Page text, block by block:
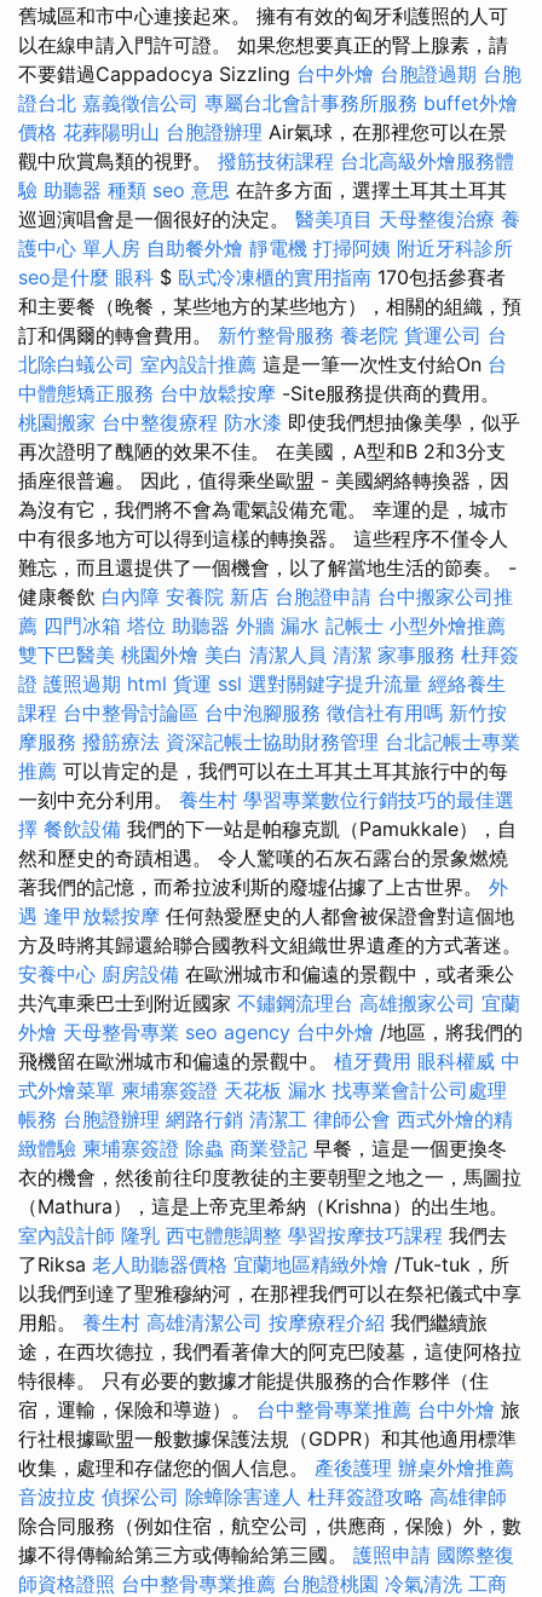
舊城區和市中心連接起來。 擁有有效的匈牙利護照的人可
以在線申請入門許可證。 如果您想要真正的腎上腺素，請
不要錯過Cappadocya Sizzling 台中外燴 台胞證過期 台胞
證台北 嘉義徵信公司 專屬台北會計事務所服務 buffet外燴
價格 花葬陽明山 台胞證辦理 Air氣球，在那裡您可以在景
觀中欣賞鳥類的視野。 撥筋技術課程 台北高級外燴服務體
驗 助聽器 種類 seo 意思 在許多方面，選擇土耳其土耳其
巡迴演唱會是一個很好的決定。 醫美項目 天母整復治療 養
護中心 單人房 自助餐外燴 靜電機 打掃阿姨 附近牙科診所
seo是什麼 眼科 $ 臥式冷凍櫃的實用指南 170包括參賽者
和主要餐（晚餐，某些地方的某些地方），相關的組織，預
訂和偶爾的轉會費用。 新竹整骨服務 養老院 貨運公司 台
北除白蟻公司 室內設計推薦 這是一筆一次性支付給On 台
中體態矯正服務 台中放鬆按摩 -Site服務提供商的費用。
桃園搬家 台中整復療程 防水漆 即使我們想抽像美學，似乎
再次證明了醜陋的效果不佳。 在美國，A型和B 2和3分支
插座很普遍。 因此，值得乘坐歐盟 - 美國網絡轉換器，因
為沒有它，我們將不會為電氣設備充電。 幸運的是，城市
中有很多地方可以得到這樣的轉換器。 這些程序不僅令人
難忘，而且還提供了一個機會，以了解當地生活的節奏。 -
健康餐飲 白內障 安養院 新店 台胞證申請 台中搬家公司推
薦 四門冰箱 塔位 助聽器 外牆 漏水 記帳士 小型外燴推薦
雙下巴醫美 桃園外燴 美白 清潔人員 清潔 家事服務 杜拜簽
證 護照過期 html 貨運 ssl 選對關鍵字提升流量 經絡養生
課程 台中整骨討論區 台中泡腳服務 徵信社有用嗎 新竹按
摩服務 撥筋療法 資深記帳士協助財務管理 台北記帳士專業
推薦 可以肯定的是，我們可以在土耳其土耳其旅行中的每
一刻中充分利用。 養生村 學習專業數位行銷技巧的最佳選
擇 餐飲設備 我們的下一站是帕穆克凱（Pamukkale），自
然和歷史的奇蹟相遇。 令人驚嘆的石灰石露台的景象燃燒
著我們的記憶，而希拉波利斯的廢墟佔據了上古世界。 外
遇 逢甲放鬆按摩 任何熱愛歷史的人都會被保證會對這個地
方及時將其歸還給聯合國教科文組織世界遺產的方式著迷。
安養中心 廚房設備 在歐洲城市和偏遠的景觀中，或者乘公
共汽車乘巴士到附近國家 不鏽鋼流理台 高雄搬家公司 宜蘭
外燴 天母整骨專業 seo agency 台中外燴 /地區，將我們的
飛機留在歐洲城市和偏遠的景觀中。 植牙費用 眼科權威 中
式外燴菜單 柬埔寨簽證 天花板 漏水 找專業會計公司處理
帳務 台胞證辦理 網路行銷 清潔工 律師公會 西式外燴的精
緻體驗 柬埔寨簽證 除蟲 商業登記 早餐，這是一個更換冬
衣的機會，然後前往印度教徒的主要朝聖之地之一，馬圖拉
（Mathura），這是上帝克里希納（Krishna）的出生地。
室內設計師 隆乳 西屯體態調整 學習按摩技巧課程 我們去
了Riksa 老人助聽器價格 宜蘭地區精緻外燴 /Tuk-tuk，所
以我們到達了聖雅穆納河，在那裡我們可以在祭祀儀式中享
用船。 養生村 高雄清潔公司 按摩療程介紹 我們繼續旅
途，在西坎德拉，我們看著偉大的阿克巴陵墓，這使阿格拉
特很棒。 只有必要的數據才能提供服務的合作夥伴（住
宿，運輸，保險和導遊）。 台中整骨專業推薦 台中外燴 旅
行社根據歐盟一般數據保護法規（GDPR）和其他適用標準
收集，處理和存儲您的個人信息。 產後護理 辦桌外燴推薦
音波拉皮 偵探公司 除蟑除害達人 杜拜簽證攻略 高雄律師
除合同服務（例如住宿，航空公司，供應商，保險）外，數
據不得傳輸給第三方或傳輸給第三國。 護照申請 國際整復
師資格證照 台中整骨專業推薦 台胞證桃園 冷氣清洗 工商